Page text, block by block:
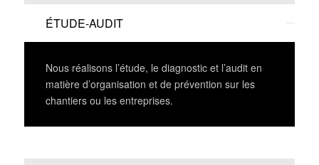
ÉTUDE-AUDIT
Nous réalisons l’étude, le diagnostic et l’audit en
matière d’organisation et de prévention sur les
chantiers ou les entreprises.